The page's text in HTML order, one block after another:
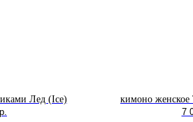
Лед (Ice)
р.
кимоно женское
7